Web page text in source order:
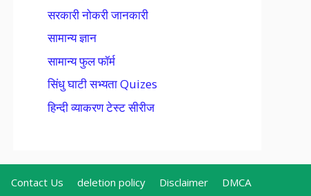
सरकारी नोकरी जानकारी
सामान्य ज्ञान
सामान्य फुल फॉर्म
सिंधु घाटी सभ्यता Quizes
हिन्दी व्याकरण टेस्ट सीरीज
Contact Us deletion policy Disclaimer DMCA